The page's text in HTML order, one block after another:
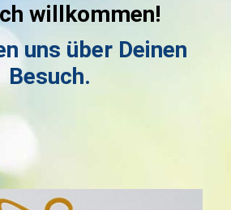
willkommen!
uns über Deinen
Besuch.